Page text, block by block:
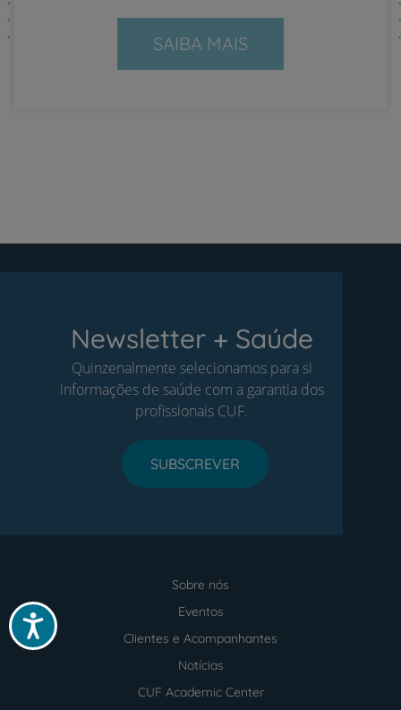
Acessibilidade
SAIBA MAIS
Newsletter + Saúde
Quinzenalmente selecionamos para si
informações de saúde com a garantia dos
profissionais CUF.
SUBSCREVER
Sobre nós
Eventos
Clientes e Acompanhantes
Notícias
CUF Academic Center